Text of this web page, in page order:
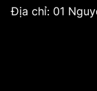
Địa chỉ: 01